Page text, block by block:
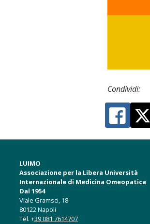
Condividi:
LUIMO
Associazione per la Libera Università
Internazionale di Medicina Omeopatica
Dal 1954
Viale Gramsci, 18
80122 Napoli
Tel. +39 081 7614707